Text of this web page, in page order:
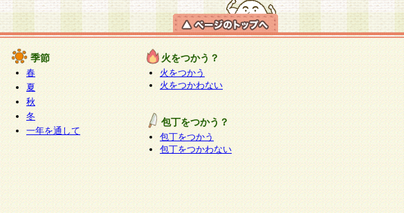
季節
春
夏
秋
冬
一年を通して
火をつかう？
火をつかう
火をつかわない
包丁をつかう？
包丁をつかう
包丁をつかわない